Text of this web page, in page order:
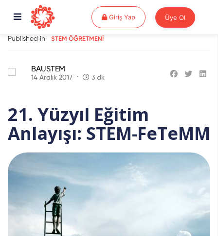
Giriş YapGiriş Yap Üye Ol
Published in STEM ÖĞRETMENI
BAUSTEM
14 Aralık 2017 3 dk
21. Yüzyıl Eğitim
Anlayışı: STEM-FeTeMM